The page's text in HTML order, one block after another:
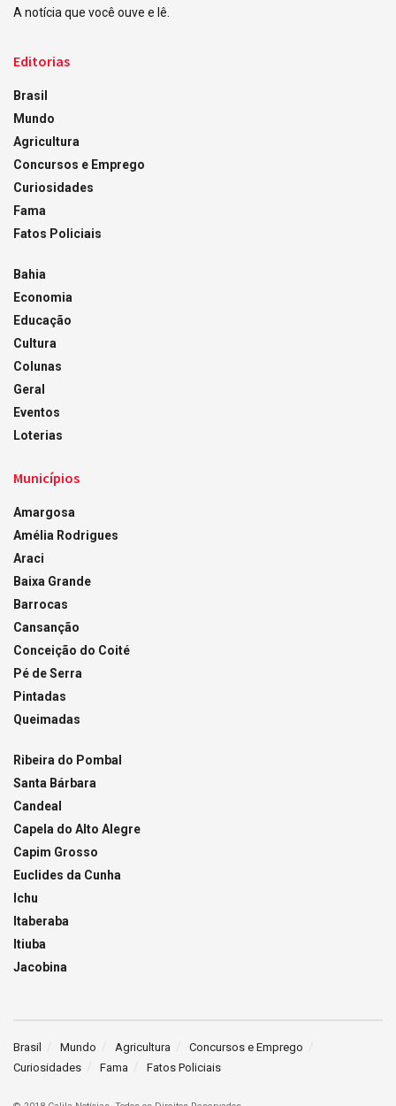
A notícia que você ouve e lê.
Editorias
Brasil
Mundo
Agricultura
Concursos e Emprego
Curiosidades
Fama
Fatos Policiais
Bahia
Economia
Educação
Cultura
Colunas
Geral
Eventos
Loterias
Municípios
Amargosa
Amélia Rodrigues
Araci
Baixa Grande
Barrocas
Cansanção
Conceição do Coité
Pé de Serra
Pintadas
Queimadas
Ribeira do Pombal
Santa Bárbara
Candeal
Capela do Alto Alegre
Capim Grosso
Euclides da Cunha
Ichu
Itaberaba
Itiuba
Jacobina
Brasil Mundo Agricultura
Concursos e Emprego
Curiosidades
Fama Fatos Policiais